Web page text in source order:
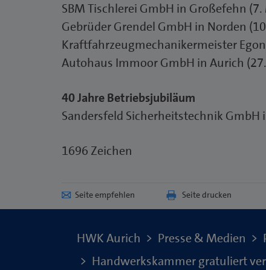
SBM Tischlerei GmbH in Großefehn (7.
Gebrüder Grendel GmbH in Norden
Kraftfahrzeugmechanikermeister
Autohaus Immoor GmbH in Aurich
40 Jahre Betriebsjubiläum
Sandersfeld Sicherheitstechnik GmbH
1696 Zeichen
Seite empfehlen Seite drucken
HWK Aurich Presse & Medien
Handwerkskammer gratuliert